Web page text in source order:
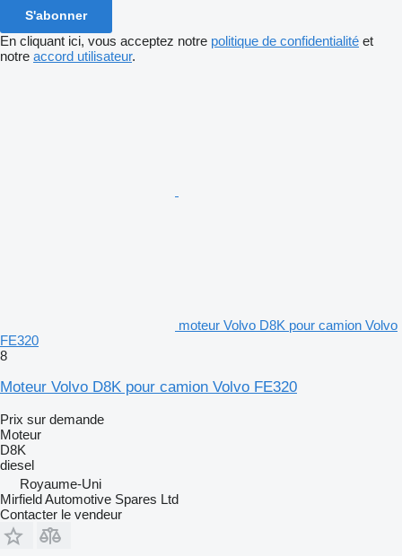
S'abonner
En cliquant ici, vous acceptez notre politique de confidentialité et
notre accord utilisateur.
moteur Volvo D8K pour camion Volvo
FE320
8
Moteur Volvo D8K pour camion Volvo FE320
Prix sur demande
Moteur
D8K
diesel
Royaume-Uni
Mirfield Automotive Spares Ltd
Contacter le vendeur